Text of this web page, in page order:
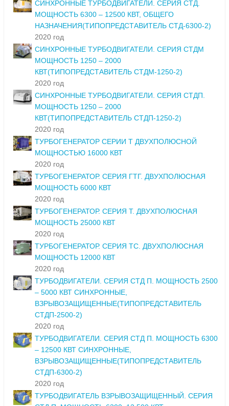
СИНХРОННЫЕ ТУРБОДВИГАТЕЛИ. СЕРИЯ СТД.
МОЩНОСТЬ 6300 – 12500 КВТ, ОБЩЕГО
НАЗНАЧЕНИЯ(ТИПОПРЕДСТАВИТЕЛЬ СТД-6300-2)
2020 год
СИНХРОННЫЕ ТУРБОДВИГАТЕЛИ. СЕРИЯ СТДМ
МОЩНОСТЬ 1250 – 2000
КВТ(ТИПОПРЕДСТАВИТЕЛЬ СТДМ-1250-2)
2020 год
СИНХРОННЫЕ ТУРБОДВИГАТЕЛИ. СЕРИЯ СТДП.
МОЩНОСТЬ 1250 – 2000
КВТ(ТИПОПРЕДСТАВИТЕЛЬ СТДП-1250-2)
2020 год
ТУРБОГЕНЕРАТОР СЕРИИ Т ДВУХПОЛЮСНОЙ
МОЩНОСТЬЮ 16000 КВТ
2020 год
ТУРБОГЕНЕРАТОР. СЕРИЯ ГТГ. ДВУХПОЛЮСНАЯ
МОЩНОСТЬ 6000 КВТ
2020 год
ТУРБОГЕНЕРАТОР. СЕРИЯ Т. ДВУХПОЛЮСНАЯ
МОЩНОСТЬ 25000 КВТ
2020 год
ТУРБОГЕНЕРАТОР. СЕРИЯ ТС. ДВУХПОЛЮСНАЯ
МОЩНОСТЬ 12000 КВТ
2020 год
ТУРБОДВИГАТЕЛИ. СЕРИЯ СТД П. МОЩНОСТЬ 2500
– 5000 КВТ СИНХРОННЫЕ,
ВЗРЫВОЗАЩИЩЕННЫЕ(ТИПОПРЕДСТАВИТЕЛЬ
СТДП-2500-2)
2020 год
ТУРБОДВИГАТЕЛИ. СЕРИЯ СТД П. МОЩНОСТЬ 6300
– 12500 КВТ СИНХРОННЫЕ,
ВЗРЫВОЗАЩИЩЕННЫЕ(ТИПОПРЕДСТАВИТЕЛЬ
СТДП-6300-2)
2020 год
ТУРБОДВИГАТЕЛЬ ВЗРЫВОЗАЩИЩЕННЫЙ. СЕРИЯ